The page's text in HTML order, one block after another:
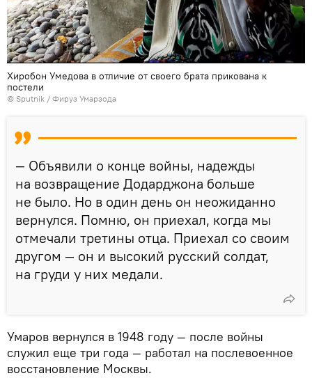
Хиробон Умедова в отличие от своего брата прикована к
постели
© Sputnik / Фируз Умарзода
— Объявили о конце войны, надежды
на возвращение Додарджона больше
не было. Но в один день он неожиданно
вернулся. Помню, он приехал, когда мы
отмечали третины отца. Приехал со своим
другом — он и высокий русский солдат,
на груди у них медали.
Умаров вернулся в 1948 году — после войны
служил еще три года — работал на послевоенное
восстановление Москвы.